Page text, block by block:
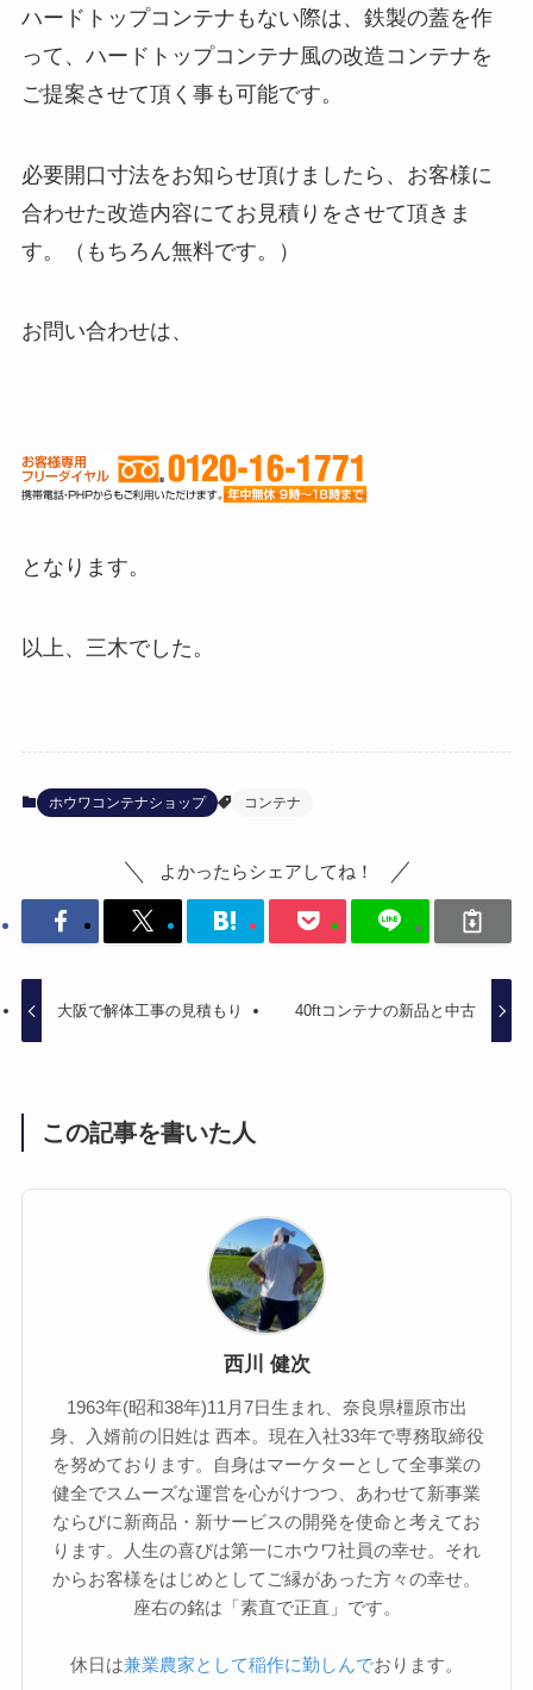
ハードトップコンテナもない際は、鉄製の蓋を作
って、ハードトップコンテナ風の改造コンテナを
ご提案させて頂く事も可能です。
必要開口寸法をお知らせ頂けましたら、お客様に
合わせた改造内容にてお見積りをさせて頂きま
す。（もちろん無料です。）
お問い合わせは、
となります。
以上、三木でした。
ホウワコンテナショップ コンテナ
よかったらシェアしてね！
大阪で解体工事の見積もり 40ftコンテナの新品と中古
この記事を書いた人
西川 健次
1963年(昭和38年)11月7日生まれ、奈良県橿原市出
身、入婿前の旧姓は 西本。現在入社33年で専務取締役
を努めております。自身はマーケターとして全事業の
健全でスムーズな運営を心がけつつ、あわせて新事業
ならびに新商品・新サービスの開発を使命と考えてお
ります。人生の喜びは第一にホウワ社員の幸せ。それ
からお客様をはじめとしてご縁があった方々の幸せ。
座右の銘は「素直で正直」です。
休日は兼業農家として稲作に勤しんでおります。